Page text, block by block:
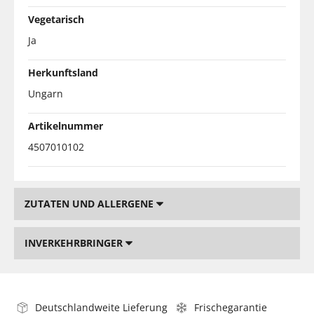
Vegetarisch
Ja
Herkunftsland
Ungarn
Artikelnummer
4507010102
ZUTATEN UND ALLERGENE
INVERKEHRBRINGER
Deutschlandweite Lieferung Frischegarantie